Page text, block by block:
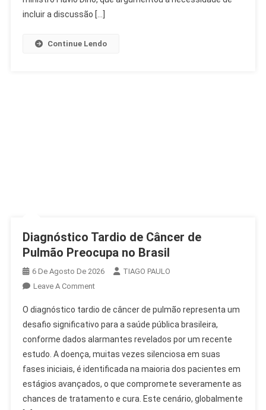
De
incluir a discussão […]
Continue Lendo
Diagnóstico Tardio de Câncer de
Pulmão Preocupa no Brasil
6 De Agosto De 2026
TIAGO PAULO
Leave A CommentOn
Tardio
De
Câncer
De
Pulmão
Preocupa
No
O diagnóstico tardio de câncer de pulmão representa um
desafio significativo para a saúde pública brasileira,
conforme dados alarmantes revelados por um recente
estudo. A doença, muitas vezes silenciosa em suas
fases iniciais, é identificada na maioria dos pacientes em
estágios avançados, o que compromete severamente as
chances de tratamento e cura. Este cenário, globalmente